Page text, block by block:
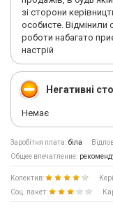
зі сторони
особисте.
роботи набагато
настрій
Негативні
Немає
Заробітня плата: біла
Общее впечатление:
Колектив:
Соц. пакет: